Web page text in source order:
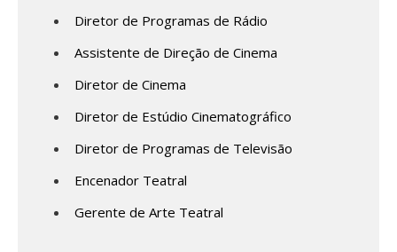
Diretor de Programas de Rádio
Assistente de Direção de Cinema
Diretor de Cinema
Diretor de Estúdio Cinematográfico
Diretor de Programas de Televisão
Encenador Teatral
Gerente de Arte Teatral